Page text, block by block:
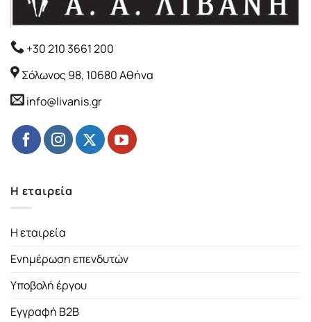
+30 210 3661 200
Σόλωνος 98, 10680 Αθήνα
info@livanis.gr
Η εταιρεία
Η εταιρεία
Ενημέρωση επενδυτών
Υποβολή έργου
Εγγραφή B2B